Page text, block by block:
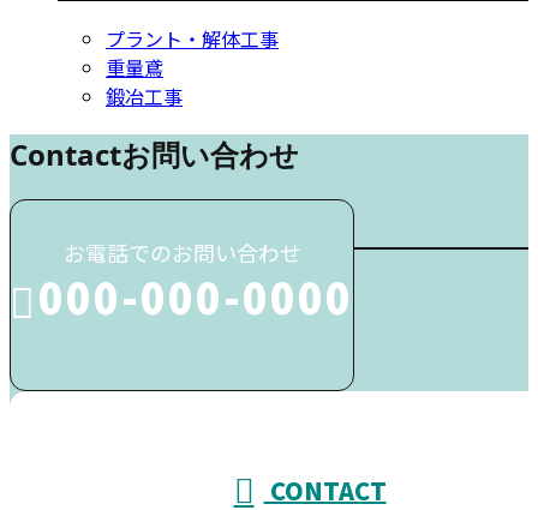
プラント・解体工事
重量鳶
鍛冶工事
Contactお問い合わせ
お電話でのお問い合わせ
000-000-0000
CONTACT